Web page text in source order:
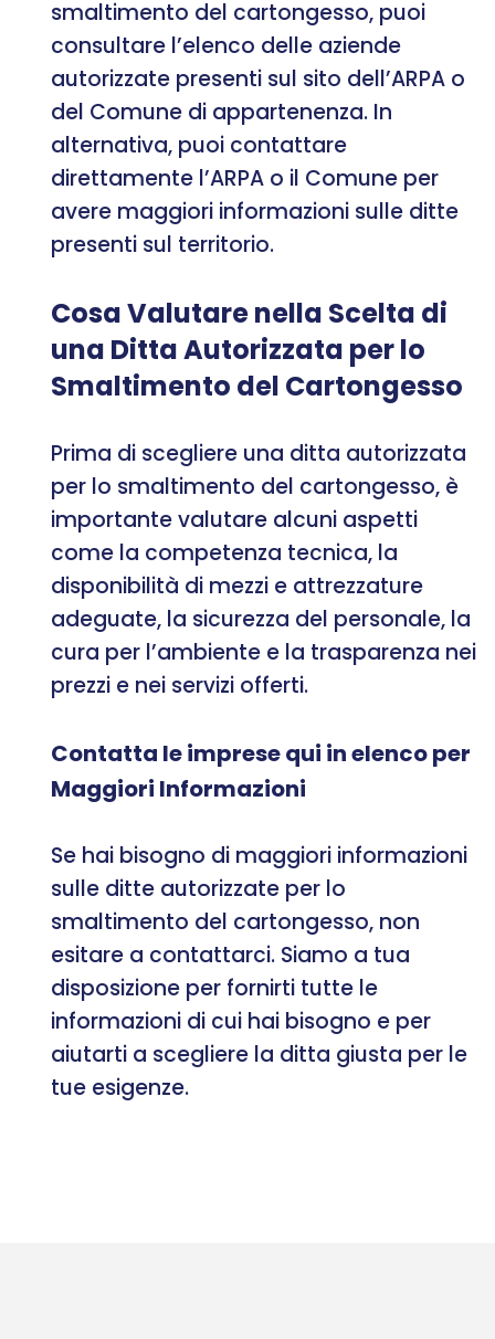
smaltimento del cartongesso, puoi
consultare l’elenco delle aziende
autorizzate presenti sul sito dell’ARPA o
del Comune di appartenenza. In
alternativa, puoi contattare
direttamente l’ARPA o il Comune per
avere maggiori informazioni sulle ditte
presenti sul territorio.
Cosa Valutare nella Scelta di
una Ditta Autorizzata per lo
Smaltimento del Cartongesso
Prima di scegliere una ditta autorizzata
per lo smaltimento del cartongesso, è
importante valutare alcuni aspetti
come la competenza tecnica, la
disponibilità di mezzi e attrezzature
adeguate, la sicurezza del personale, la
cura per l’ambiente e la trasparenza nei
prezzi e nei servizi offerti.
Contatta le imprese qui in elenco per
Maggiori Informazioni
Se hai bisogno di maggiori informazioni
sulle ditte autorizzate per lo
smaltimento del cartongesso, non
esitare a contattarci. Siamo a tua
disposizione per fornirti tutte le
informazioni di cui hai bisogno e per
aiutarti a scegliere la ditta giusta per le
tue esigenze.